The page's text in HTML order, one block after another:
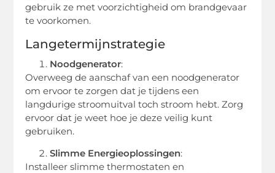
gebruik ze met voorzichtigheid om brandgevaar
te voorkomen.
Langetermijnstrategie
Noodgenerator:
Overweeg de aanschaf van een noodgenerator
om ervoor te zorgen dat je tijdens een
langdurige stroomuitval toch stroom hebt. Zorg
ervoor dat je weet hoe je deze veilig kunt
gebruiken.
Slimme Energieoplossingen:
Installeer slimme thermostaten en